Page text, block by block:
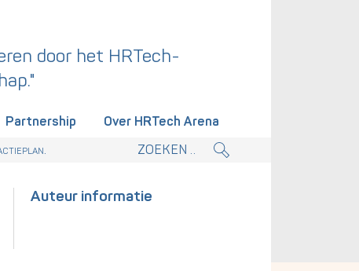
door het HRTech-
Partnership
Over HRTech Arena
Auteur informatie